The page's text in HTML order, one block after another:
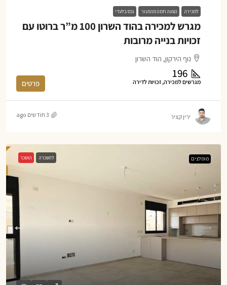
למכירה הצעה חמה מהתנור נכס בלעדי
מגרש למכירה בהוד השרון 100 מ”ר ברוטו עם
זכויות בנייה מרובות
נוף הירקון, הוד השרון
196
מגרשים למכירה, זכויות לדירה פרטים
ירין קציר 3 חודשים ago
מומלצים להשכרה הושכר